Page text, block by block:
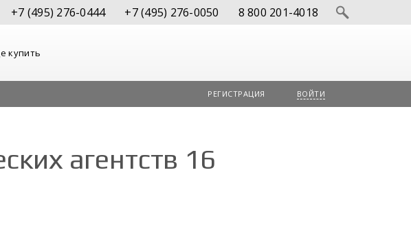
+7 (495) 276-0444 +7 (495) 276-0050 8 800 201-4018
купить
РЕГИСТРАЦИЯ ВОЙТИ
агентств 16